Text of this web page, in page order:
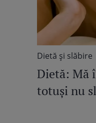
Dietă şi slăbire
Dietă: Mă
totuşi nu